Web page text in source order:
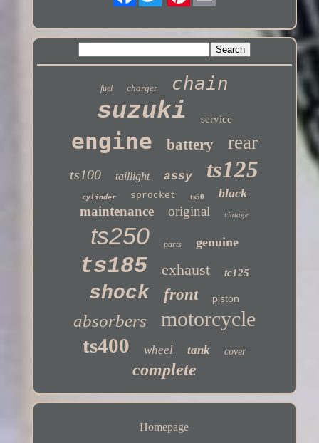
fuel charger chain
suzuki service
engine battery rear
ts100 taillight assy ts125
cylinder sprocket ts50 black
maintenance original vintage
ts250 parts genuine
ts185 exhaust tc125
shock front piston
absorbers motorcycle
ts400 wheel tank cover
complete
Homepage